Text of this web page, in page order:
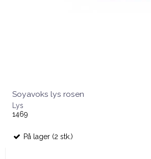
Soyavoks lys rosen
Lys
1469
På lager (2 stk.)